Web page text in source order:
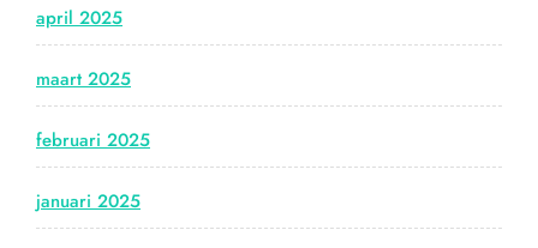
april 2025
maart 2025
februari 2025
januari 2025